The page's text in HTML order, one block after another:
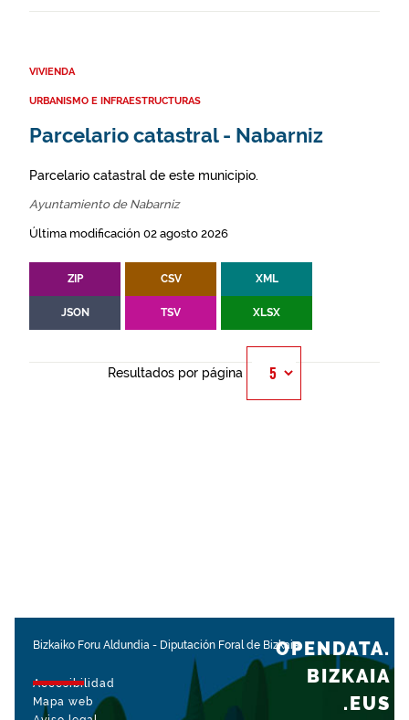
VIVIENDA
URBANISMO E INFRAESTRUCTURAS
Parcelario catastral - Nabarniz
Parcelario catastral de este municipio.
Ayuntamiento de Nabarniz
Última modificación 02 agosto 2026
ZIP CSV XML
JSON TSV XLSX
Resultados por página
Bizkaiko Foru Aldundia - Diputación Foral de Bizkaia
Accesibilidad
Mapa web
OPENDATA.
BIZKAIA
.EUS